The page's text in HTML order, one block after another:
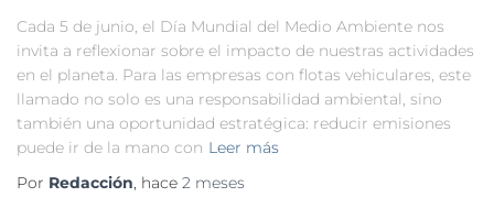
Cada 5 de junio, el Día Mundial del Medio Ambiente nos
invita a reflexionar sobre el impacto de nuestras actividades
en el planeta. Para las empresas con flotas vehiculares, este
llamado no solo es una responsabilidad ambiental, sino
también una oportunidad estratégica: reducir emisiones
puede ir de la mano con Leer más
Por Redacción, hace 2 meses